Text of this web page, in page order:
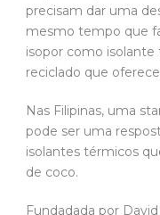
precisam dar uma
mesmo tempo que
isopor como
reciclado que
Nas Filipinas, uma
pode ser uma
isolantes térmicos
de coco.
Fundadada por